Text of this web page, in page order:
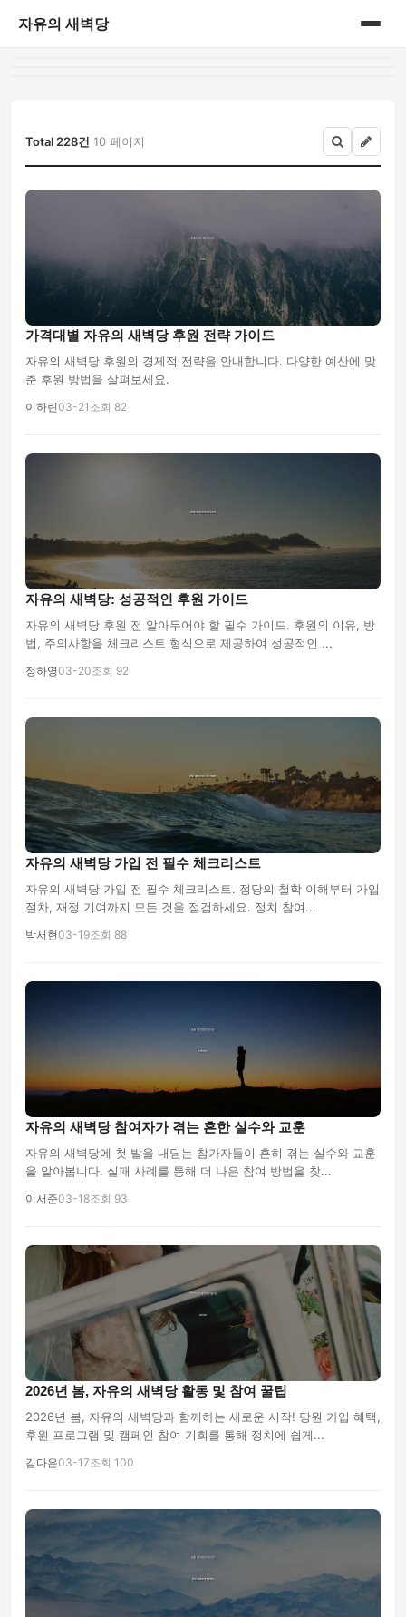
자유의 새벽당
Total 228건 10 페이지
가격대별 자유의 새벽당 후원 전략 가이드
자유의 새벽당 후원의 경제적 전략을 안내합니다. 다양한 예산에 맞
춘 후원 방법을 살펴보세요.
이하린03-21 조회 82
자유의 새벽당: 성공적인 후원 가이드
자유의 새벽당 후원 전 알아두어야 할 필수 가이드. 후원의 이유, 방
법, 주의사항을 체크리스트 형식으로 제공하여 성공적인 ...
정하영03-20조회 92
자유의 새벽당 가입 전 필수 체크리스트
자유의 새벽당 가입 전 필수 체크리스트. 정당의 철학 이해부터 가입
절차, 재정 기여까지 모든 것을 점검하세요. 정치 참여...
박서현03-19조회 88
자유의 새벽당 참여자가 겪는 흔한 실수와 교훈
자유의 새벽당에 첫 발을 내딛는 참가자들이 흔히 겪는 실수와 교훈
을 알아봅니다. 실패 사례를 통해 더 나은 참여 방법을 찾...
이서준03-18조회 93
2026년 봄, 자유의 새벽당 활동 및 참여 꿀팁
2026년 봄, 자유의 새벽당과 함께하는 새로운 시작! 당원 가입 혜택,
후원 프로그램 및 캠페인 참여 기회를 통해 정치에 쉽게...
김다은03-17조회 100